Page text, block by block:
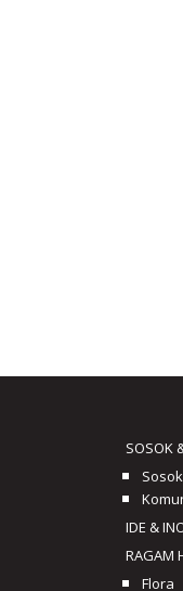
SOSOK
Sosok
IDE &
RAGAM
Flora